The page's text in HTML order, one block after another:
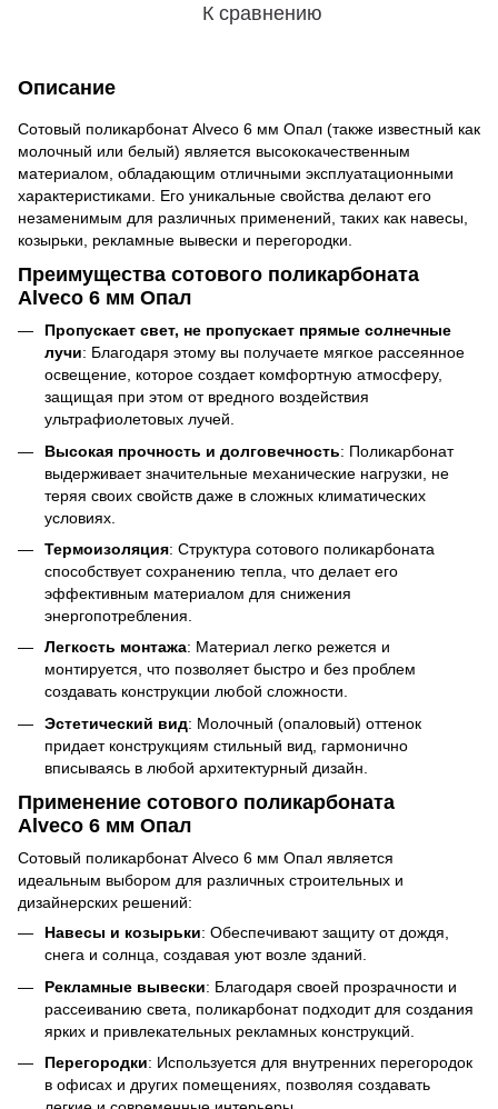
К сравнению
Описание
Сотовый поликарбонат Alveco 6 мм Опал (также известный как
молочный или белый) является высококачественным
материалом, обладающим отличными эксплуатационными
характеристиками. Его уникальные свойства делают его
незаменимым для различных применений, таких как навесы,
козырьки, рекламные вывески и перегородки.
Преимущества сотового поликарбоната
Alveco 6 мм Опал
Пропускает свет, не пропускает прямые солнечные
лучи: Благодаря этому вы получаете мягкое рассеянное
освещение, которое создает комфортную атмосферу,
защищая при этом от вредного воздействия
ультрафиолетовых лучей.
Высокая прочность и долговечность: Поликарбонат
выдерживает значительные механические нагрузки, не
теряя своих свойств даже в сложных климатических
условиях.
Термоизоляция: Структура сотового поликарбоната
способствует сохранению тепла, что делает его
эффективным материалом для снижения
энергопотребления.
Легкость монтажа: Материал легко режется и
монтируется, что позволяет быстро и без проблем
создавать конструкции любой сложности.
Эстетический вид: Молочный (опаловый) оттенок
придает конструкциям стильный вид, гармонично
вписываясь в любой архитектурный дизайн.
Применение сотового поликарбоната
Alveco 6 мм Опал
Сотовый поликарбонат Alveco 6 мм Опал является
идеальным выбором для различных строительных и
дизайнерских решений:
Навесы и козырьки: Обеспечивают защиту от дождя,
снега и солнца, создавая уют возле зданий.
Рекламные вывески: Благодаря своей прозрачности и
рассеиванию света, поликарбонат подходит для создания
ярких и привлекательных рекламных конструкций.
Перегородки: Используется для внутренних перегородок
в офисах и других помещениях, позволяя создавать